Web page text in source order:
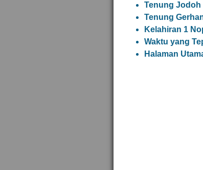
Tenung Jodoh
Tenung
Kelahiran 1
Waktu yang
Halaman